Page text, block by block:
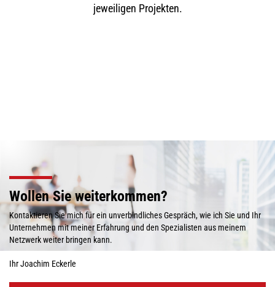
jeweiligen Projekten.
Wollen Sie weiterkommen?
Kontaktieren Sie mich für ein unverbindliches Gespräch, wie ich Sie und Ihr
Unternehmen mit meiner Erfahrung und den Spezialisten aus meinem
Netzwerk weiter bringen kann.
Ihr Joachim Eckerle